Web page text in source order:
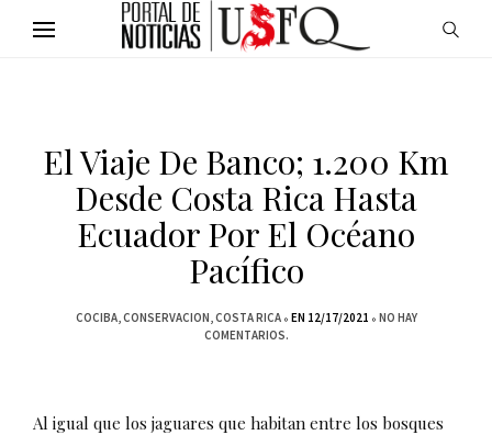
El Viaje De Banco; 1.200 Km
Desde Costa Rica Hasta
Ecuador Por El Océano
Pacífico
COCIBA CONSERVACION COSTA RICA EN 12/17/2021
NO HAY
COMENTARIOS.
Al igual que los jaguares que habitan entre los bosques